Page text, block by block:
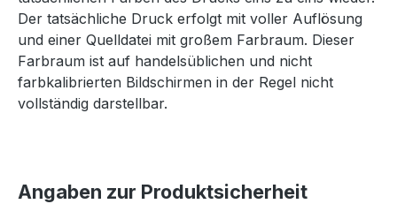
Der tatsächliche Druck erfolgt mit voller Auflösung
und einer Quelldatei mit großem Farbraum. Dieser
Farbraum ist auf handelsüblichen und nicht
farbkalibrierten Bildschirmen in der Regel nicht
vollständig darstellbar.
Angaben zur Produktsicherheit